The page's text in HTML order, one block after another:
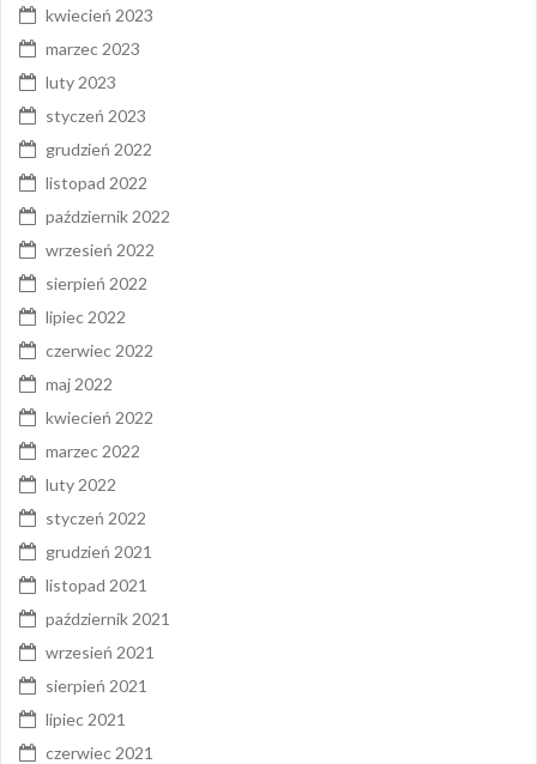
kwiecień 2023
marzec 2023
luty 2023
styczeń 2023
grudzień 2022
listopad 2022
październik 2022
wrzesień 2022
sierpień 2022
lipiec 2022
czerwiec 2022
maj 2022
kwiecień 2022
marzec 2022
luty 2022
styczeń 2022
grudzień 2021
listopad 2021
październik 2021
wrzesień 2021
sierpień 2021
lipiec 2021
czerwiec 2021